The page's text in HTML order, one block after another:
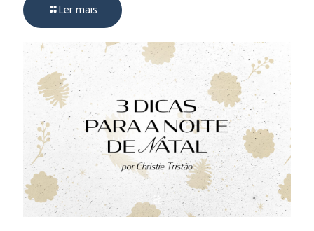
Ler mais